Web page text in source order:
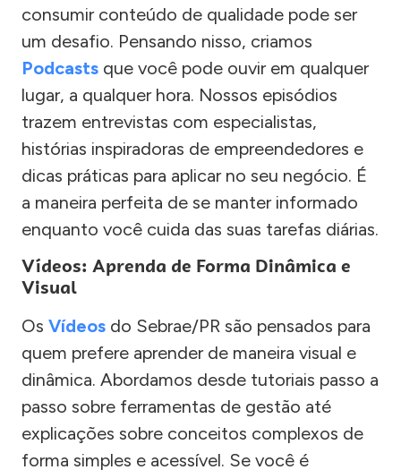
consumir conteúdo de qualidade pode ser
um desafio. Pensando nisso, criamos
Podcasts que você pode ouvir em qualquer
lugar, a qualquer hora. Nossos episódios
trazem entrevistas com especialistas,
histórias inspiradoras de empreendedores e
dicas práticas para aplicar no seu negócio. É
a maneira perfeita de se manter informado
enquanto você cuida das suas tarefas diárias.
Vídeos: Aprenda de Forma Dinâmica e
Visual
Os Vídeos do Sebrae/PR são pensados para
quem prefere aprender de maneira visual e
dinâmica. Abordamos desde tutoriais passo a
passo sobre ferramentas de gestão até
explicações sobre conceitos complexos de
forma simples e acessível. Se você é